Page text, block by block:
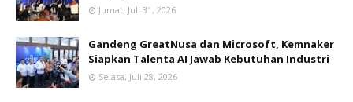
Jumat, Juli 31, 2026
Gandeng GreatNusa dan Microsoft, Kemnaker
Siapkan Talenta AI Jawab Kebutuhan Industri
Selasa, Juli 28, 2026